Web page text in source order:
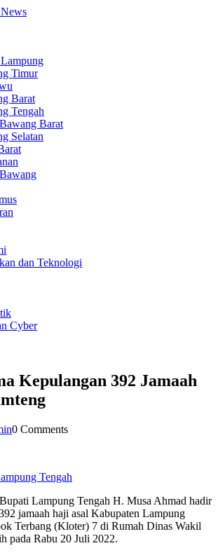
Timur
Barat
Tengah
Barat
Selatan
dan Teknologi
Cyber
Kepulangan 392 Jamaah
0 Comments
Tengah
Lampung Tengah H. Musa Ahmad hadir
jamaah haji asal Kabupaten Lampung
Terbang (Kloter) 7 di Rumah Dinas Wakil
pada Rabu 20 Juli 2022.